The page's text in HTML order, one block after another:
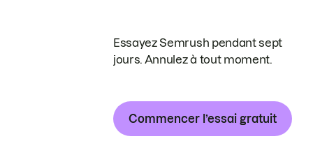
Essayez Semrush pendant sept
jours. Annulez à tout moment.
Commencer l’essai gratuit